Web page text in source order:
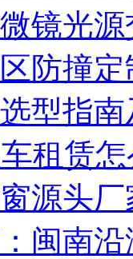
镜光
防撞
型指
租赁
窗源头
闽南